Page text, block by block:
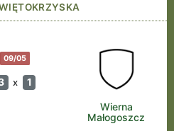
09/05
x 1
Wierna
Małogoszcz